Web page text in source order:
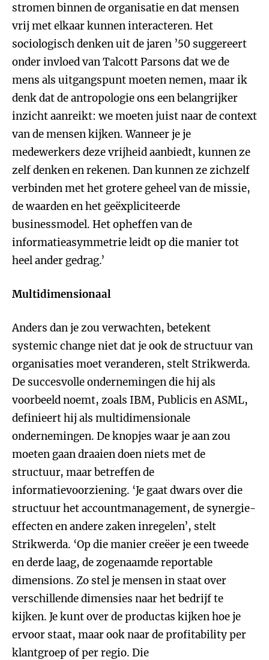
stromen binnen de organisatie en dat mensen
vrij met elkaar kunnen interacteren. Het
sociologisch denken uit de jaren ’50 suggereert
onder invloed van Talcott Parsons dat we de
mens als uitgangspunt moeten nemen, maar ik
denk dat de antropologie ons een belangrijker
inzicht aanreikt: we moeten juist naar de context
van de mensen kijken. Wanneer je je
medewerkers deze vrijheid aanbiedt, kunnen ze
zelf denken en rekenen. Dan kunnen ze zichzelf
verbinden met het grotere geheel van de missie,
de waarden en het geëxpliciteerde
businessmodel. Het opheffen van de
informatieasymmetrie leidt op die manier tot
heel ander gedrag.’
Multidimensionaal
Anders dan je zou verwachten, betekent
systemic change niet dat je ook de structuur van
organisaties moet veranderen, stelt Strikwerda.
De succesvolle ondernemingen die hij als
voorbeeld noemt, zoals IBM, Publicis en ASML,
definieert hij als multidimensionale
ondernemingen. De knopjes waar je aan zou
moeten gaan draaien doen niets met de
structuur, maar betreffen de
informatievoorziening. ‘Je gaat dwars over die
structuur het accountmanagement, de synergie-
effecten en andere zaken inregelen’, stelt
Strikwerda. ‘Op die manier creëer je een tweede
en derde laag, de zogenaamde reportable
dimensions. Zo stel je mensen in staat over
verschillende dimensies naar het bedrijf te
kijken. Je kunt over de productas kijken hoe je
ervoor staat, maar ook naar de profitability per
klantgroep of per regio. Die